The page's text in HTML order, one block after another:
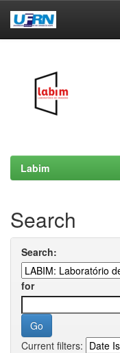
Labim
Search
Search:
for
Current filters: